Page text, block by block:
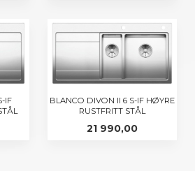
IF
BLANCO DIVON II 6 S-IF HØYRE
RUSTFRITT STÅL
Pris
21 990,00